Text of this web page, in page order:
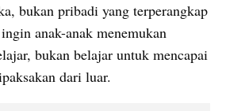
bukan pribadi yang terperangkap
anak-anak menemukan
bukan belajar untuk mencapai
dari luar.